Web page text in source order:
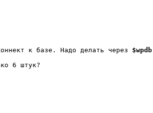
к базе. Надо делать через $wpdb
6 штук?